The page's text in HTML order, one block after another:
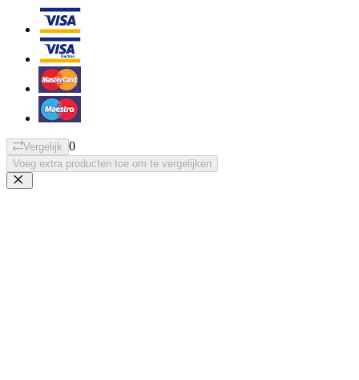
Vergelijk 0
Voeg extra producten toe om te vergelijken